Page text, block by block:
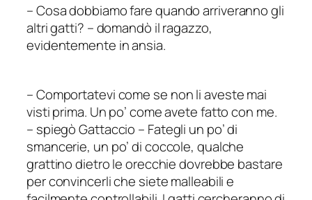
–Cosa dobbiamo fare quando arriveranno gli
altri gatti? –domandò il ragazzo,
evidentemente in ansia.
–Comportatevi come se non li aveste mai
visti prima. Un po’ come avete fatto con me.
– spiegò Gattaccio – Fategli un po’ di
smancerie, un po’ di coccole, qualche
grattino dietro le orecchie dovrebbe bastare
per convincerli che siete malleabili e